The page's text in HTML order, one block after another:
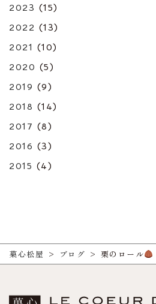
2023 (15)
2022 (13)
2021 (10)
2020 (5)
2019 (9)
2018 (14)
2017 (8)
2016 (3)
2015 (4)
菓心松屋 > ブログ > 栗のロール